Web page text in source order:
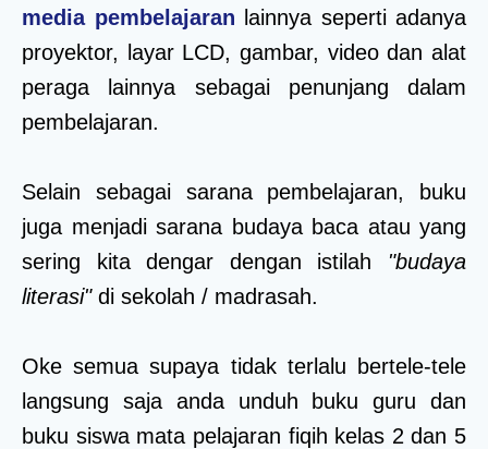
media pembelajaran lainnya seperti adanya
proyektor, layar LCD, gambar, video dan alat
peraga lainnya sebagai penunjang dalam
pembelajaran.
Selain sebagai sarana pembelajaran, buku
juga menjadi sarana budaya baca atau yang
sering kita dengar dengan istilah "budaya
literasi"di sekolah / madrasah.
Oke semua supaya tidak terlalu bertele-tele
langsung saja anda unduh buku guru dan
buku siswa mata pelajaran fiqih kelas 2 dan 5